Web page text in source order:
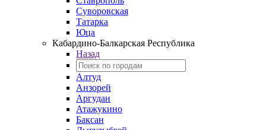
Суворовская
Татарка
Юца
Кабардино‑Балкарская Республика
Назад
Алтуд
Анзорей
Аргудан
Атажукино
Баксан